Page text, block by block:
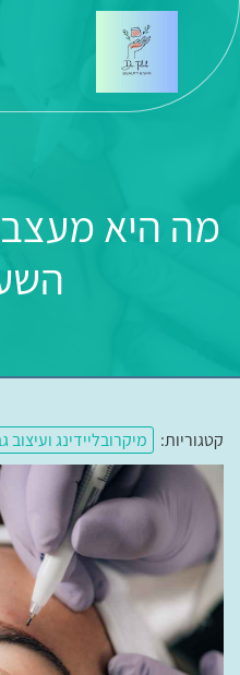
מה היא
קטגוריות: מיקרובליידינג ועיצוב